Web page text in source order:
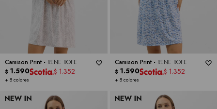
Camison Print - RENE ROFE
+ 5 colores
$ 1.590 $ 1.352
Camison Print - RENE ROFE
+ 5 colores
$ 1.590 $ 1.352